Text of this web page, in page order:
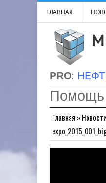
ГЛАВНАЯ
PRO:
Помощь
Главная »Новости